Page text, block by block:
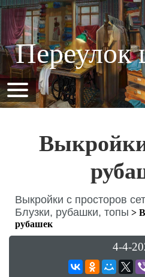
Выкройки с просторов
Блузки, рубашки, топы >
рубашек
4-4-